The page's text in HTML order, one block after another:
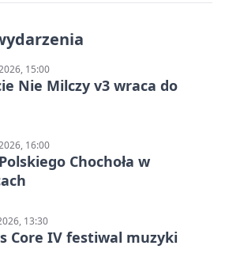
15:00
Nie Milczy v3 wraca do
16:00
Chochoła w
13:30
Core IV festiwal muzyki